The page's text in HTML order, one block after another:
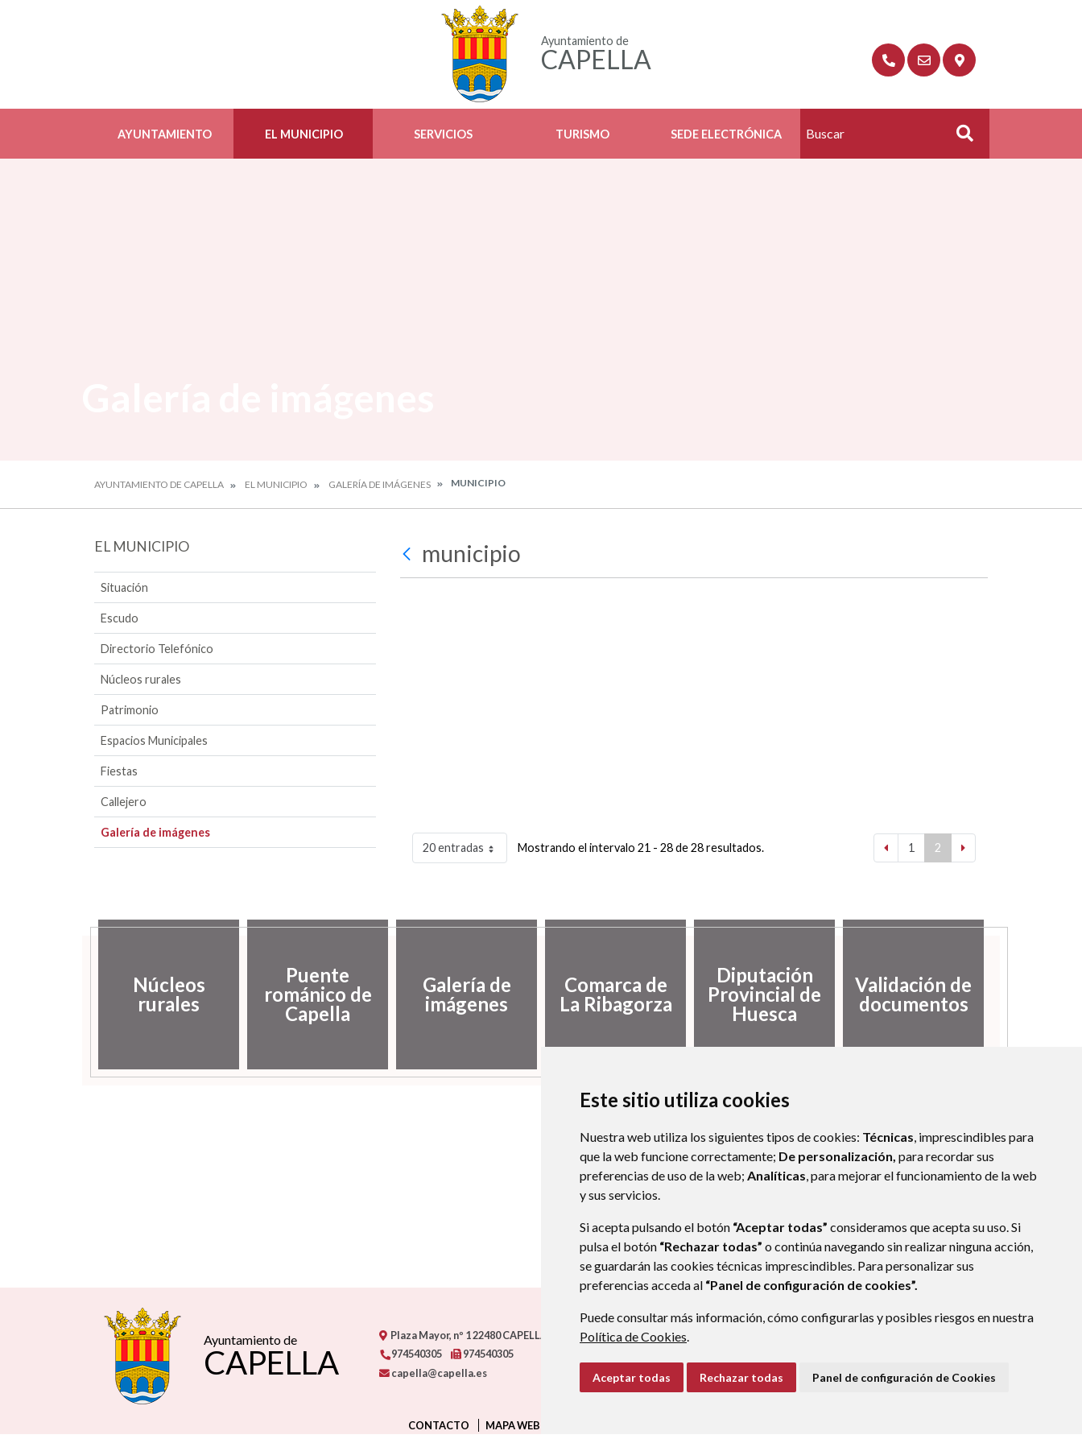
Este sitio utiliza cookies
Nuestra web utiliza los siguientes tipos de cookies: Técnicas, imprescindibles para
que la web funcione correctamente; De personalización, para recordar sus
preferencias de uso de la web; Analíticas, para mejorar el funcionamiento de la web
y sus servicios.
Si acepta pulsando el botón “Aceptar todas” consideramos que acepta su uso. Si
pulsa el botón “Rechazar todas” o continúa navegando sin realizar ninguna acción,
se guardarán las cookies técnicas imprescindibles. Para personalizar sus
preferencias acceda al “Panel de configuración de cookies”.
Puede consultar más información, cómo configurarlas y posibles riesgos en nuestra
Política de Cookies.
Aceptar todas Rechazar todas Panel de configuración de Cookies
Ayuntamiento de
CAPELLA
AYUNTAMIENTO EL MUNICIPIO SERVICIOS TURISMO SEDE ELECTRÓNICA Buscar
AYUNTAMIENTO DE CAPELLA EL MUNICIPIO GALERÍA DE IMÁGENES MUNICIPIO
EL MUNICIPIO
Situación
Escudo
Directorio Telefónico
Núcleos rurales
Patrimonio
Espacios Municipales
Fiestas
Callejero
Galería de imágenes
municipio
20 entradas Mostrando el intervalo 21 - 28 de 28 resultados. 1 2
Núcleos
rurales
Puente
románico de
Capella
Galería de
imágenes
Comarca de
La Ribagorza
Diputación
Provincial de
Huesca
Validación de
documentos
Ayuntamiento de
CAPELLA
Plaza Mayor, nº 122480CAPELLA (HUESCA)- ARAGÓN(ESPAÑA)
974540305
974540305
capella@capella.es
CONTACTO MAPA WEB